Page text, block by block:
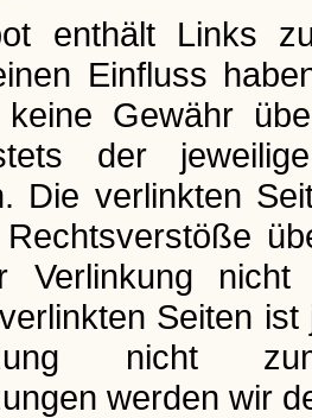
enthält Links
Einfluss
Gewähr
der
Die verlinkten
Verlinkung nicht
Seiten
nicht
werden wir